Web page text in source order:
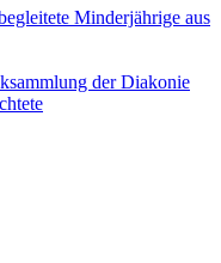
Minderjährige aus
der Diakonie